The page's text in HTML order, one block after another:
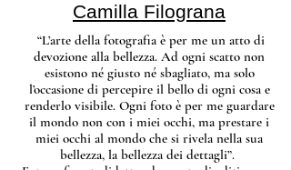
Camilla Filograna
“L’arte della fotografia è per me un atto di
devozione alla bellezza. Ad ogni scatto non
esistono né giusto né sbagliato, ma solo
l’occasione di percepire il bello di ogni cosa e
renderlo visibile. Ogni foto è per me guardare
il mondo non con i miei occhi, ma prestare i
miei occhi al mondo che si rivela nella sua
bellezza, la bellezza dei dettagli”.